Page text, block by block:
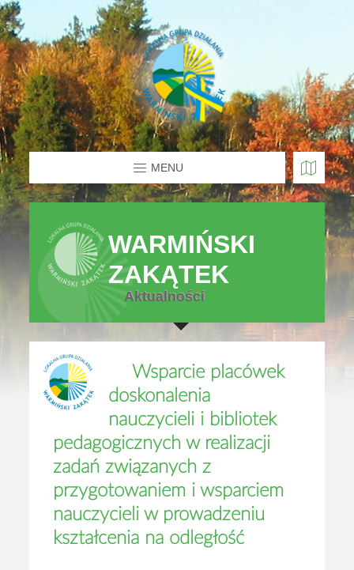
MENU
WARMIŃSKI
ZAKĄTEK
Aktualności
Wsparcie placówek
doskonalenia
nauczycieli i bibliotek
pedagogicznych w realizacji
zadań związanych z
przygotowaniem i wsparciem
nauczycieli w prowadzeniu
kształcenia na odległość